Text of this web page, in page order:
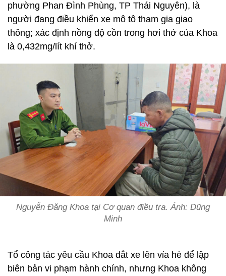
phường Phan Đình Phùng, TP Thái Nguyên), là
người đang điều khiển xe mô tô tham gia giao
thông; xác định nồng độ cồn trong hơi thở của Khoa
là 0,432mg/lít khí thở.
Nguyễn Đăng Khoa tại Cơ quan điều tra. Ảnh: Dũng
Minh
Tổ công tác yêu cầu Khoa dắt xe lên vỉa hè để lập
biên bản vi phạm hành chính, nhưng Khoa không